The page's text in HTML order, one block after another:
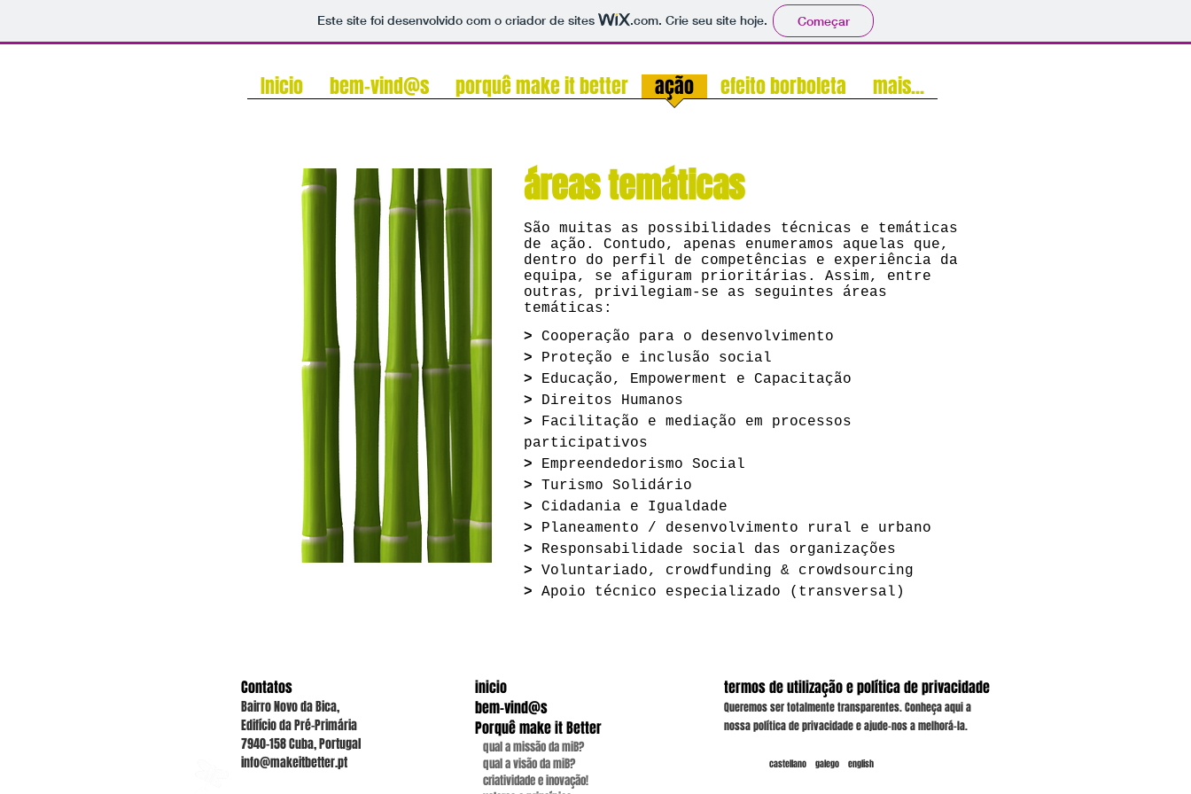
Este site foi desenvolvido com o criador de sites .com. Crie seu site hoje. Começar
Inicio bem-vind@s porquê make it better ação efeito borboleta mais...
áreas temáticas
São muitas as possibilidades técnicas e temáticas
de ação. Contudo, apenas enumeramos aquelas que,
dentro do perfil de competências e experiência da
equipa, se afiguram prioritárias. Assim, entre
outras, privilegiam-se as seguintes áreas
temáticas:
> Cooperação para o desenvolvimento
> Proteção e inclusão social
> Educação, Empowerment e Capacitação
> Direitos Humanos
> Facilitação e mediação em processos
participativos
> Empreendedorismo Social
> Turismo Solidário
> Cidadania e Igualdade
> Planeamento / desenvolvimento rural e urbano
> Responsabilidade social das organizações
> Voluntariado, crowdfunding & crowdsourcing
> Apoio técnico especializado (transversal)
Contatos
Bairro Novo da Bica,
Edifício da Pré-Primária
7940-158 Cuba, Portugal
info@makeitbetter.pt
inicio
bem-vind@s
Porquê make it Better
qual a missão da miB?
qual a visão da miB?
criatividade e inovação!
termos de utilização e política de privacidade
Queremos ser totalmente transparentes. Conheça aqui a
nossa política de privacidade e ajude-nos a melhorá-la.
castellano galego english